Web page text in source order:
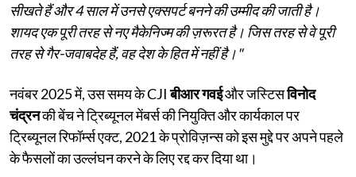
सीखते हैं और 4 साल में उनसे एक्सपर्ट बनने की उम्मीद की जाती है।
शायद एक पूरी तरह से नए मैकेनिज्म की ज़रूरत है। जिस तरह से वे पूरी
तरह से गैर-जवाबदेह हैं, वह देश के हित में नहीं है।"
नवंबर 2025 में, उस समय के CJIबीआर गवईऔर जस्टिसविनोद
चंद्रनकी बेंच ने ट्रिब्यूनल मेंबर्स की नियुक्ति और कार्यकाल पर
ट्रिब्यूनल रिफॉर्म्स एक्ट, 2021 के प्रोविज़न्स को इस मुद्दे पर अपने पहले
के फैसलों का उल्लंघन करने के लिए रद्द कर दिया था।